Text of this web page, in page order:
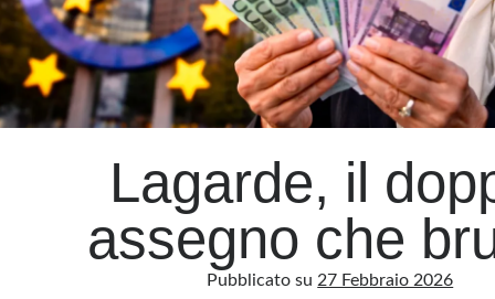
Lagarde, il
assegno che
Pubblicato su27 Febbraio 2026